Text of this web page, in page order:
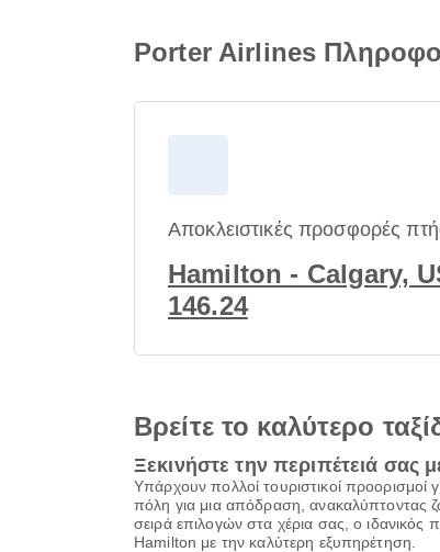
Porter Airlines
Αποκλειστικές προσφορές
Hamilton - Calgary,
146.24
Βρείτε το καλύτερο
Ξεκινήστε την περιπέτειά σας
Υπάρχουν πολλοί τουριστικοί προορισμοί
πόλη για μια απόδραση, ανακαλύπτοντας
σειρά επιλογών στα χέρια σας, ο ιδανικός
Hamilton με την καλύτερη εξυπηρέτηση.